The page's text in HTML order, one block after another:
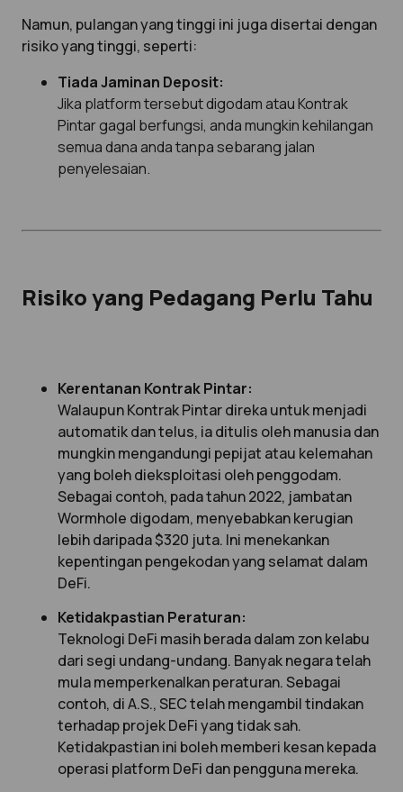
Namun, pulangan yang tinggi ini juga disertai dengan
risiko yang tinggi, seperti:
Tiada Jaminan Deposit:
Jika platform tersebut digodam atau Kontrak
Pintar gagal berfungsi, anda mungkin kehilangan
semua dana anda tanpa sebarang jalan
penyelesaian.
Risiko yang Pedagang Perlu Tahu
Kerentanan Kontrak Pintar:
Walaupun Kontrak Pintar direka untuk menjadi
automatik dan telus, ia ditulis oleh manusia dan
mungkin mengandungi pepijat atau kelemahan
yang boleh dieksploitasi oleh penggodam.
Sebagai contoh, pada tahun 2022, jambatan
Wormhole digodam, menyebabkan kerugian
lebih daripada $320 juta. Ini menekankan
kepentingan pengekodan yang selamat dalam
DeFi.
Ketidakpastian Peraturan:
Teknologi DeFi masih berada dalam zon kelabu
dari segi undang-undang. Banyak negara telah
mula memperkenalkan peraturan. Sebagai
contoh, di A.S., SEC telah mengambil tindakan
terhadap projek DeFi yang tidak sah.
Ketidakpastian ini boleh memberi kesan kepada
operasi platform DeFi dan pengguna mereka.